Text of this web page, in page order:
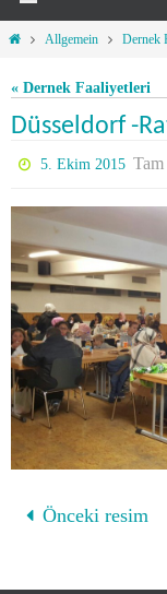
Allgemein Dernek
« Dernek Faaliyetleri
Düsseldorf -
5. Ekim 2015
Önceki resim